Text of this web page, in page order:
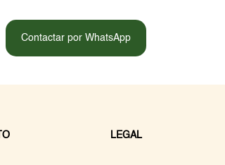
Contactar por WhatsApp
LEGAL